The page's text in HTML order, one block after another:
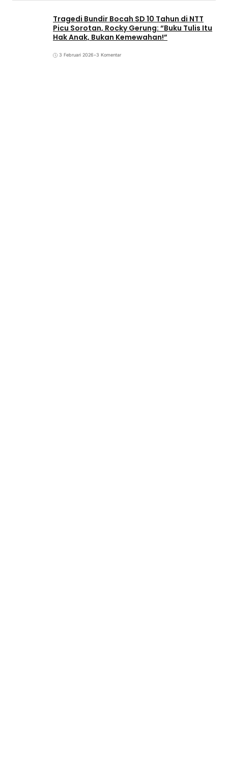
Tragedi Bundir Bocah SD 10 Tahun di NTT
Picu Sorotan, Rocky Gerung: “Buku Tulis Itu
Hak Anak, Bukan Kemewahan!”
3 Februari 2026•3 Komentar